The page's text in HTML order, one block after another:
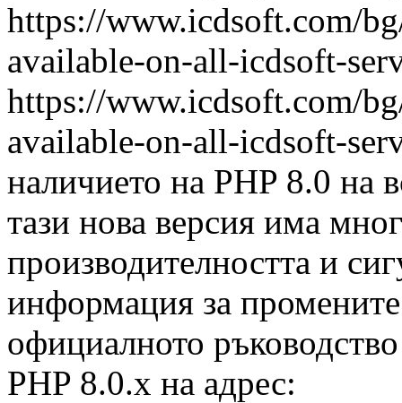
https://www.icdsoft.com/
available-on-all-icdsoft-
https://www.icdsoft.com/
available-on-all-icdsoft-
наличието на PHP 8.0 на
тази нова версия има
производителността и
информация за
официалното
PHP 8.0.x на адрес: